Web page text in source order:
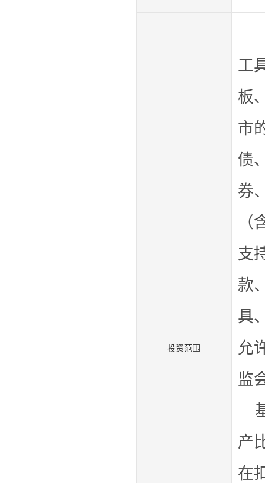
投资范围
工
板
市
债
券
支
款
具
允
监
产
在